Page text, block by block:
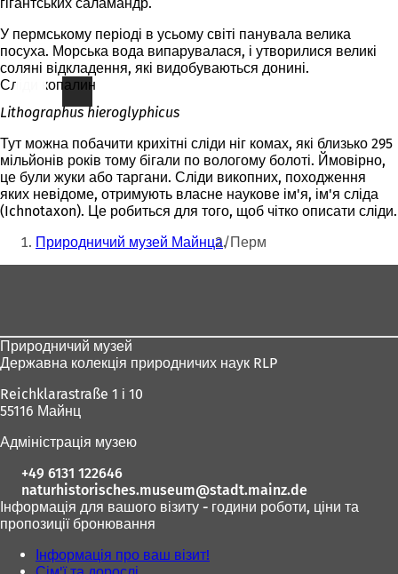
У пермському періоді в усьому світі панувала велика
посуха. Морська вода випарувалася, і утворилися великі
соляні відкладення, які видобуваються донині.
Сліди копалин
Lithographus hieroglyphicus
Тут можна побачити крихітні сліди ніг комах, які близько 295
мільйонів років тому бігали по вологому болоті. Ймовірно,
це були жуки або таргани. Сліди викопних, походження
яких невідоме, отримують власне наукове ім'я, ім'я сліда
(Ichnotaxon). Це робиться для того, щоб чітко описати сліди.
Ти
тут:
Природничий музей Майнца Перм
Природничий музей
Державна колекція природничих наук RLP
Reichklarastraße 1 і 10
55116 Майнц
Адміністрація музею
+49 6131 122646
naturhistorisches.museum
stadt.mainz de
Інформація для вашого візиту - години роботи, ціни та
пропозиції бронювання
Інформація про ваш візит!